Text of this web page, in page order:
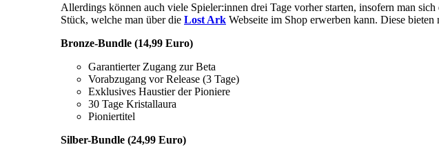
Allerdings können auch viele Spieler:innen drei Tage vorher starten, insofern man
Stück, welche man über die Lost Ark Webseite im Shop erwerben kann. Diese
Bronze-Bundle (14,99 Euro)
Garantierter Zugang zur Beta
Vorabzugang vor Release (3 Tage)
Exklusives Haustier der Pioniere
30 Tage Kristallaura
Pioniertitel
Silber-Bundle (24,99 Euro)